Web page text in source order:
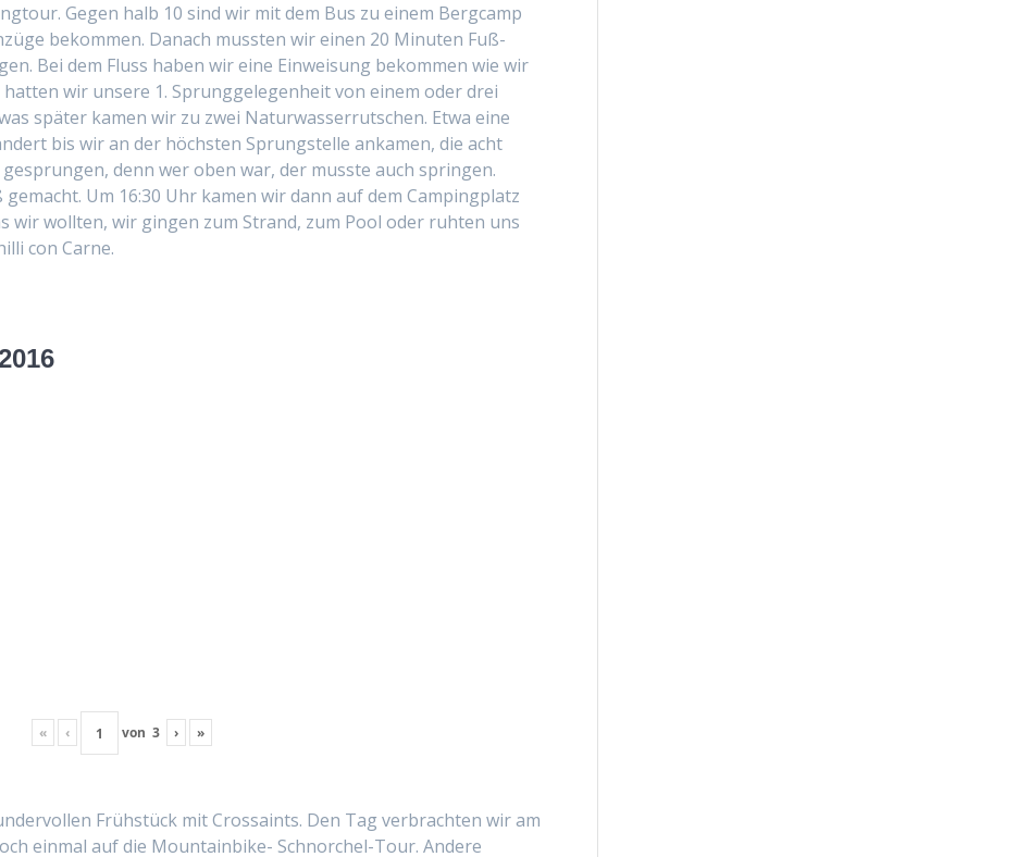
Gegen halb 10 sind wir mit dem Bus zu einem Bergcamp
bekom­men. Danach mussten wir einen 20 Minuten Fuß­
Bei dem Fluss haben wir eine Ein­weisung bekom­men wie wir
wir unsere 1. Sprunggele­gen­heit von einem oder drei
später kamen wir zu zwei Natur­wasser­rutschen. Etwa eine
bis wir an der höch­sten Sprung­stelle anka­men, die acht
denn wer oben war, der musste auch sprin­gen.
Um 16:30 Uhr kamen wir dann auf dem Camp­ing­platz
wir woll­ten, wir gin­gen zum Strand, zum Pool oder ruht­en uns
con Carne.
« ‹ von 3 › »
Früh­stück mit Cros­saints. Den Tag ver­bracht­en wir am
ein­mal auf die Moun­tain­bike- Schnorchel-Tour. Andere